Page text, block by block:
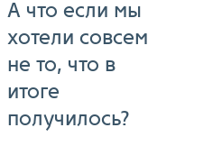
А что если мы
хотели совсем
не то, что в
итоге
получилось?